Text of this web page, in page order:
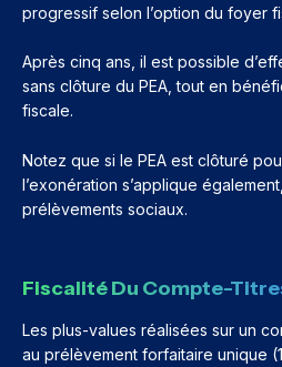
progressif selon l’option du foyer
Après cinq ans, il est possible
sans clôture du PEA, tout en
fiscale.
Notez que si le PEA est clôturé
l’exonération s’applique
prélèvements sociaux.
Fiscalité Du Compte-
Les plus-values réalisées sur un
au prélèvement forfaitaire unique